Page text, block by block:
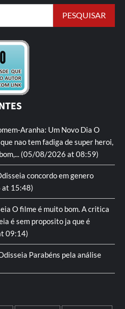
Aranha: Um Novo Dia O
nao tem fadiga de super heroi,
(05/08/2026 at 08:59)
concordo em genero
15:48)
O filme é muito bom. A critica
é sem proposito ja que é
09:14)
Parabéns pela análise